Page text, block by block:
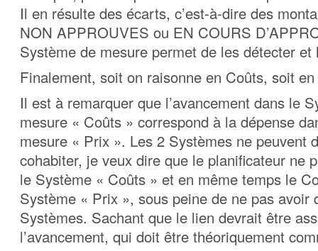
Il en résulte des écarts, c’est-à-dire des
NON APPROUVES ou EN COURS
Système de mesure permet de les détecter et
Finalement, soit on raisonne en Coûts, soit
Il est à remarquer que l’avancement dans le
mesure « Coûts » correspond à la dépense
mesure « Prix ». Les 2 Systèmes ne peuvent
cohabiter, je veux dire que le planificateur ne
le Système « Coûts » et en même temps le
Système « Prix », sous peine de ne pas avoir
Systèmes. Sachant que le lien devrait être
l’avancement, qui doit être théoriquement